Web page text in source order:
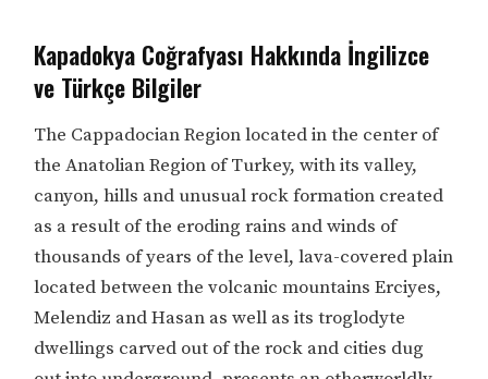
Kapadokya Coğrafyası Hakkında İngilizce
ve Türkçe Bilgiler
The Cappadocian Region located in the center of
the Anatolian Region of Turkey, with its valley,
canyon, hills and unusual rock formation created
as a result of the eroding rains and winds of
thousands of years of the level, lava-covered plain
located between the volcanic mountains Erciyes,
Melendiz and Hasan as well as its troglodyte
dwellings carved out of the rock and cities dug